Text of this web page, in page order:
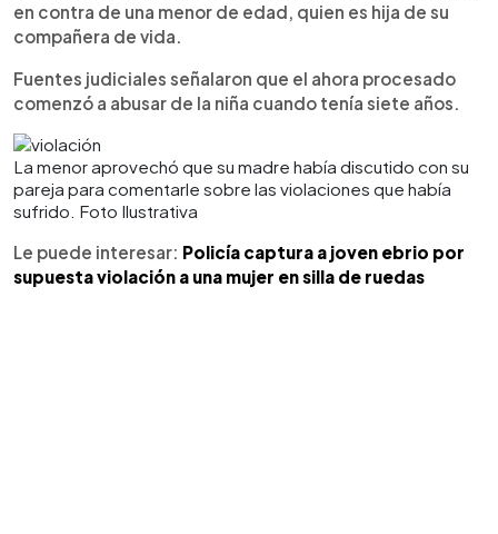
en contra de una menor de edad, quien es hija de su
compañera de vida.
Fuentes judiciales señalaron que el ahora procesado
comenzó a abusar de la niña cuando tenía siete años.
La menor aprovechó que su madre había discutido con su
pareja para comentarle sobre las violaciones que había
sufrido. Foto Ilustrativa
Le puede interesar: Policía captura a joven ebrio por
supuesta violación a una mujer en silla de ruedas